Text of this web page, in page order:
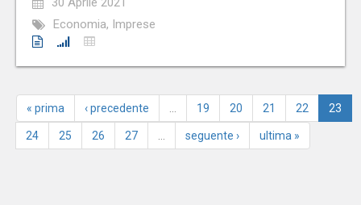
Economia, Imprese
« prima ‹ precedente 19 20 21 22 23
24 25 26 27 seguente › ultima »